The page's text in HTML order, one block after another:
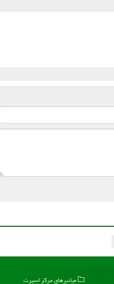
میانبرهای مركز اسپرت